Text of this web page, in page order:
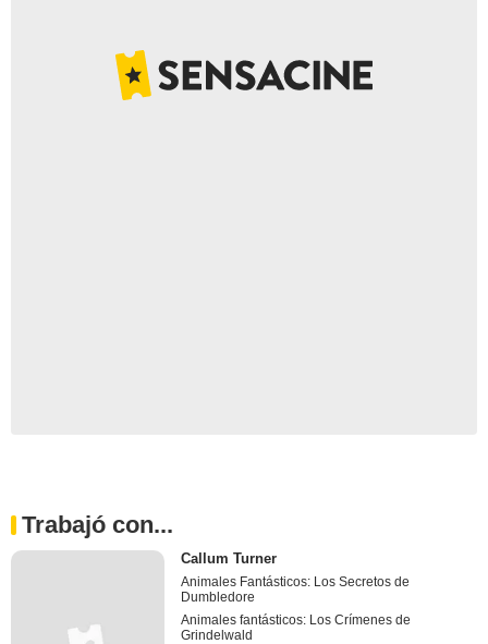
Trabajó con...
Callum Turner
Animales Fantásticos: Los Secretos de
Dumbledore
Animales fantásticos: Los Crímenes de
Grindelwald